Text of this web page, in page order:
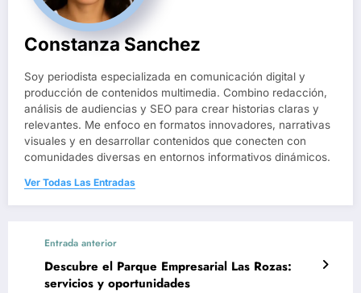
Constanza Sanchez
Soy periodista especializada en comunicación digital y
producción de contenidos multimedia. Combino redacción,
análisis de audiencias y SEO para crear historias claras y
relevantes. Me enfoco en formatos innovadores, narrativas
visuales y en desarrollar contenidos que conecten con
comunidades diversas en entornos informativos dinámicos.
Ver Todas Las Entradas
Entrada anterior
Descubre el Parque Empresarial Las Rozas:
servicios y oportunidades